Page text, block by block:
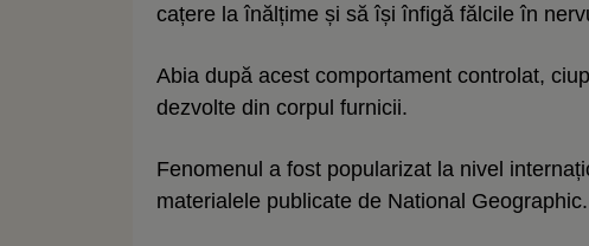
cațere la înălțime și să își înfigă fălcile în
Abia după acest comportament controlat,
dezvolte din corpul furnicii.
Fenomenul a fost popularizat la nivel
materialele publicate de National Geographic.